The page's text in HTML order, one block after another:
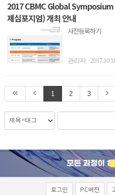
2017 CBMC Global
제심포지엄) 개최 안내
사전등록하기
관리자
1 2 3
로그인 PC버전